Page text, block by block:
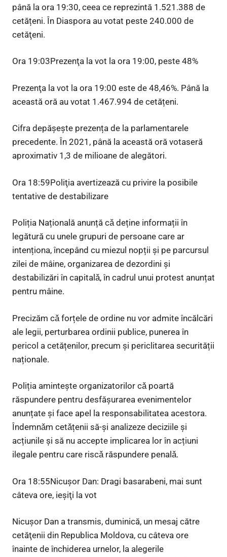
până la ora 19:30, ceea ce reprezintă 1.521.388 de
cetățeni. În Diaspora au votat peste 240.000 de
cetăţeni.
Ora 19:03Prezenţa la vot la ora 19:00, peste 48%
Prezenţa la vot la ora 19:00 este de 48,46%. Până la
această oră au votat 1.467.994 de cetățeni.
Cifra depășește prezența de la parlamentarele
precedente. În 2021, până la această oră votaseră
aproximativ 1,3 de milioane de alegători.
Ora 18:59Poliţia avertizează cu privire la posibile
tentative de destabilizare
Poliția Națională anunță cǎ deține informații în
legătură cu unele grupuri de persoane care ar
intenționa, începând cu miezul nopții și pe parcursul
zilei de mâine, organizarea de dezordini și
destabilizări în capitalǎ, în cadrul unui protest anunțat
pentru mâine.
Precizăm cǎ forțele de ordine nu vor admite încălcări
ale legii, perturbarea ordinii publice, punerea în
pericol a cetățenilor, precum și periclitarea securității
naționale.
Poliția amintește organizatorilor cǎ poartă
răspundere pentru desfășurarea evenimentelor
anunțate și face apel la responsabilitatea acestora.
Îndemnǎm cetǎțenii să-și analizeze deciziile și
acțiunile și să nu accepte implicarea lor în acțiuni
ilegale pentru care riscǎ răspundere penalǎ.
Ora 18:55Nicuşor Dan: Dragi basarabeni, mai sunt
câteva ore, ieşiţi la vot
Nicuşor Dan a transmis, duminică, un mesaj către
cetăţenii din Republica Moldova, cu câteva ore
înainte de închiderea urnelor, la alegerile